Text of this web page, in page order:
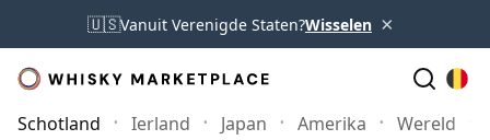
🇺🇸Vanuit Verenigde Staten?Wisselen ×
Schotland Ierland Japan Amerika Wereld